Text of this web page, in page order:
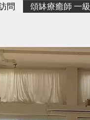
問 頌缽療癒師 一